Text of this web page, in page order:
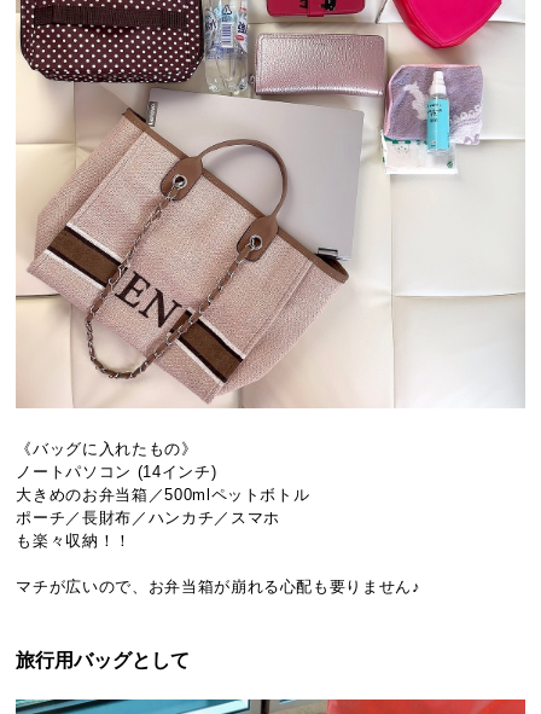
《バッグに入れたもの》
ノートパソコン (14インチ)
大きめのお弁当箱／500mlペットボトル
ポーチ／長財布／ハンカチ／スマホ
も楽々収納！！
マチが広いので、お弁当箱が崩れる心配も要りません♪
旅行用バッグとして